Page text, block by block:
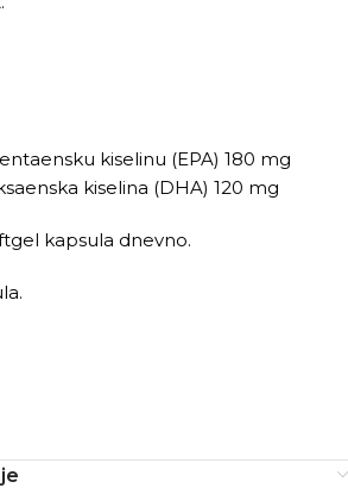
kiselinu (EPA) 180 mg
kiselina (DHA) 120 mg
kapsula dnevno.